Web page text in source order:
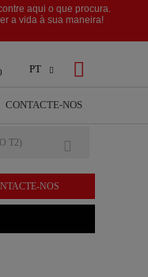
PT  
CONTACTE-NOS
aqui o que procura.
a vida à sua maneira!
NOS